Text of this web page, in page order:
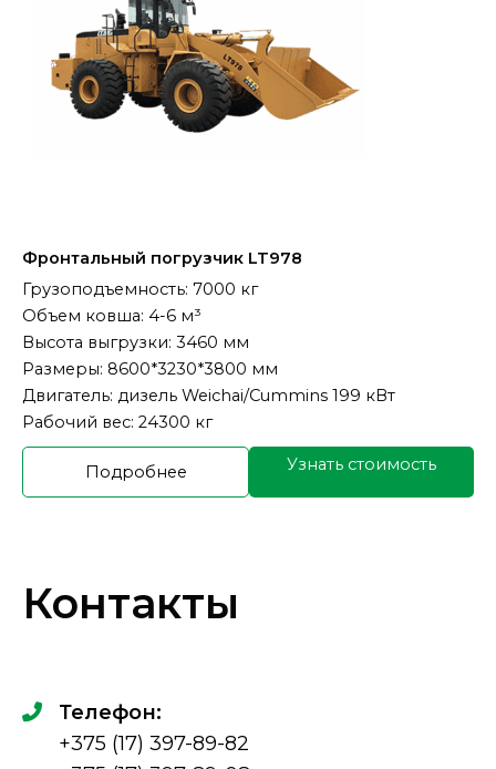
Фронтальный погрузчик LT978
Грузоподъемность: 7000 кг
Объем ковша: 4-6 м³
Высота выгрузки: 3460 мм
Размеры: 8600*3230*3800 мм
Двигатель: дизель Weichai/Cummins 199 кВт
Рабочий вес: 24300 кг
Подробнее Узнать стоимость
Контакты
Телефон:
+375 (17) 397-89-82